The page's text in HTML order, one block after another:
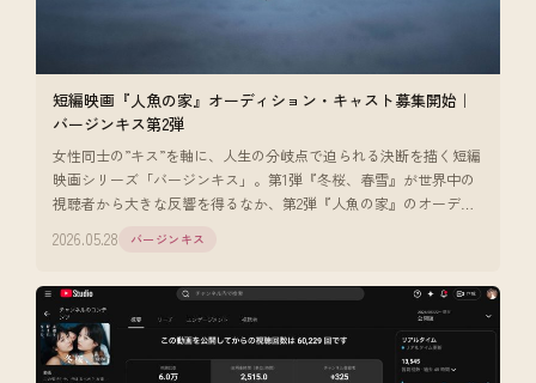
短編映画『人魚の家』オーディション・キャスト募集開始｜
バージンキス第2弾
女性同士の”キス”を軸に、人生の分岐点で迫られる決断を描く短編
映画シリーズ「バージンキス」。第1弾『冬桜、春雪』が世界中の
視聴者から大きな反響を得るなか、第2弾『人魚の家』のオーディ
2026.05.28 バージンキス